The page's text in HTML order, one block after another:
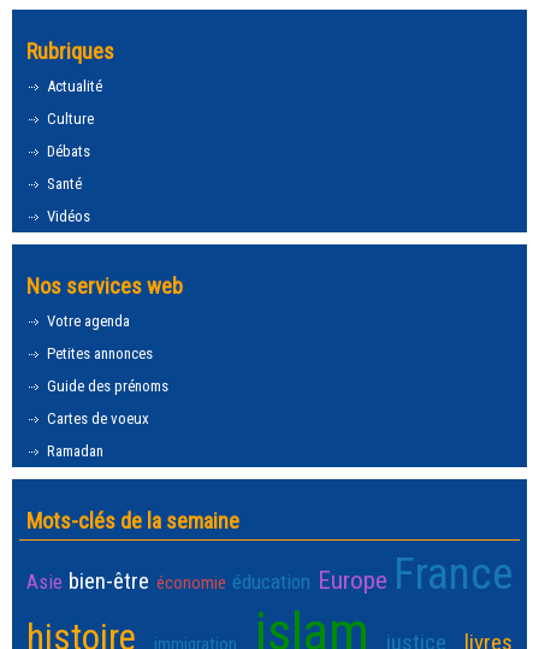
Rubriques
Actualité
Culture
Débats
Santé
Vidéos
Nos services web
Votre agenda
Petites annonces
Guide des prénoms
Cartes de voeux
Ramadan
Mots-clés de la semaine
Asie bien-être économie éducation Europe France
histoire immigration islam justice livres